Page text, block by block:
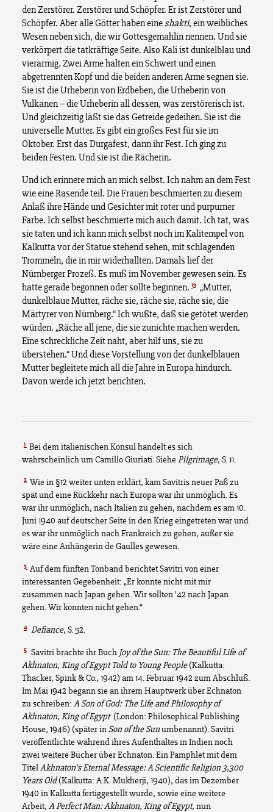
den Zerstörer. Zerstörer und Schöpfer. Er ist Zerstörer und
Schöpfer. Aber alle Götter haben eine shakti, ein weibliches
Wesen neben sich, die wir Gottesgemahlin nennen. Und sie
verkörpert die tatkräftige Seite. Also Kali ist dunkelblau und
vierarmig. Zwei Arme halten ein Schwert und einen
abgetrennten Kopf und die beiden anderen Arme segnen sie.
Sie ist die Urheberin von Erdbeben, die Urheberin von
Vulkanen – die Urheberin all dessen, was zerstörerisch ist.
Und gleichzeitig läßt sie das Getreide gedeihen. Sie ist die
universelle Mutter. Es gibt ein großes Fest für sie im
Oktober. Erst das Durgafest, dann ihr Fest. Ich ging zu
beiden Festen. Und sie ist die Rächerin.
Und ich erinnere mich an mich selbst. Ich nahm an dem Fest
wie eine Rasende teil. Die Frauen beschmierten zu diesem
Anlaß ihre Hände und Gesichter mit roter und purpurner
Farbe. Ich selbst beschmierte mich auch damit. Ich tat, was
sie taten und ich kann mich selbst noch im Kalitempel von
Kalkutta vor der Statue stehend sehen, mit schlagenden
Trommeln, die in mir widerhallten. Damals lief der
Nürnberger Prozeß. Es muß im November gewesen sein. Es
hatte gerade begonnen oder sollte beginnen. 13 „Mutter,
dunkelblaue Mutter, räche sie, räche sie, räche sie, die
Märtyrer von Nürnberg.“ Ich wußte, daß sie getötet werden
würden. „Räche all jene, die sie zunichte machen werden.
Eine schreckliche Zeit naht, aber hilf uns, sie zu
überstehen.“ Und diese Vorstellung von der dunkelblauen
Mutter begleitete mich all die Jahre in Europa hindurch.
Davon werde ich jetzt berichten.
1 Bei dem italienischen Konsul handelt es sich
wahrscheinlich um Camillo Giuriati. SiehePilgrimage, S. 11.
2 Wie in §12 weiter unten erklärt, kam Savitris neuer Paß zu
spät und eine Rückkehr nach Europa war ihr unmöglich. Es
war ihr unmöglich, nach Italien zu gehen, nachdem es am 10.
Juni 1940 auf deutscher Seite in den Krieg eingetreten war und
es war ihr unmöglich nach Frankreich zu gehen, außer sie
wäre eine Anhängerin de Gaulles gewesen.
3 Auf dem fünften Tonband berichtet Savitri von einer
interessanten Gegebenheit: „Er konnte nicht mit mir
zusammen nach Japan gehen. Wir sollten ’42 nach Japan
gehen. Wir konnten nicht gehen.“
4 Defiance, S. 52.
5 Savitri brachte ihr Buch Joy of the Sun: The Beautiful Life of
Akhnaton, King of Egypt Told to Young People(Kalkutta:
Thacker, Spink & Co., 1942) am 14. Februar 1942 zum Abschluß.
Im Mai 1942 begann sie an ihrem Hauptwerk über Echnaton
zu schreiben: A Son of God: The Life and Philosophy of
Akhnaton, King of Egypt(London: Philosophical Publishing
House, 1946) (später inSon of the Sunumbenannt). Savitri
veröffentlichte während ihres Aufenthaltes in Indien noch
zwei weitere Bücher über Echnaton. Ein Pamphlet mit dem
TitelAkhnaton’s Eternal Message: A Scientific Religion 3,300
Years Old(Kalkutta: A.K. Mukherji, 1940), das im Dezember
1940 in Kalkutta fertiggestellt wurde, sowie eine weitere
Arbeit, A Perfect Man: Akhnaton, King of Egypt, nun